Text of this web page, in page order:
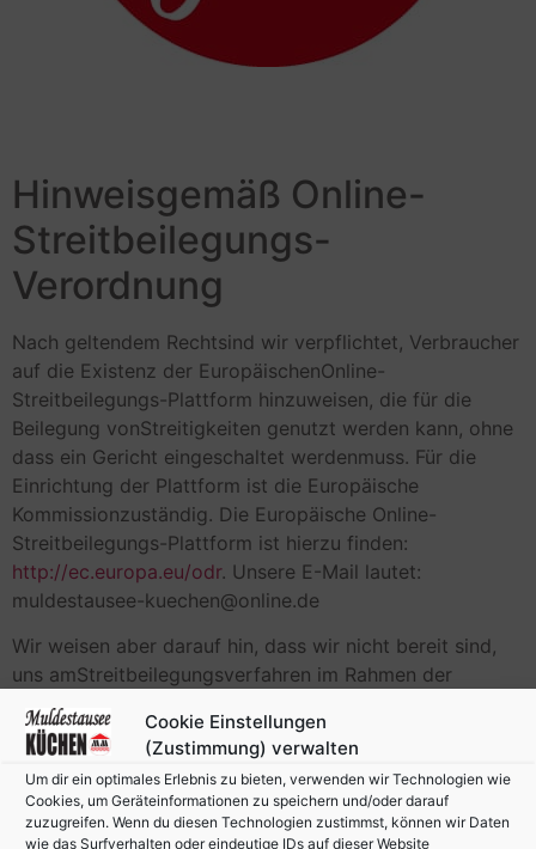
Cookie Einstellungen
(Zustimmung) verwalten
Um dir ein optimales Erlebnis zu bieten, verwenden wir Technologien wie
Cookies, um Geräteinformationen zu speichern und/oder darauf
zuzugreifen. Wenn du diesen Technologien zustimmst, können wir Daten
wie das Surfverhalten oder eindeutige IDs auf dieser Website
Hinweisgemäß Online-
Streitbeilegungs-
Verordnung
Nach geltendem Rechtsind wir verpflichtet, Verbraucher
auf die Existenz der EuropäischenOnline-
Streitbeilegungs-Plattform hinzuweisen, die für die
Beilegung vonStreitigkeiten genutzt werden kann, ohne
dass ein Gericht eingeschaltet werdenmuss. Für die
Einrichtung der Plattform ist die Europäische
Kommissionzuständig. Die Europäische Online-
Streitbeilegungs-Plattform ist hierzu finden:
http://ec.europa.eu/odr. Unsere E-Mail lautet:
muldestausee-kuechen@online.de
Wir weisen aber darauf hin, dass wir nicht bereit sind,
uns amStreitbeilegungsverfahren im Rahmen der
EuropäischenOnline-Streitbeilegungs-Plattform zu
beteiligen. Nutzen Sie zur Kontaktaufnahmebitte unsere
obige E-Mail und Telefonnummer.